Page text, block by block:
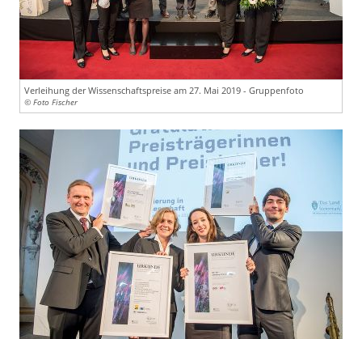
Verleihung der Wissenschaftspreise am 27. Mai 2019 - Gruppenfoto
© Foto Fischer